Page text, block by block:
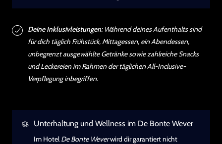
Deine Inklusivleistungen:Während deines Aufenthalts sind
für dich täglich Frühstück, Mittagessen, ein Abendessen,
unbegrenzt ausgewählte Getränke sowie zahlreiche Snacks
und Leckereien im Rahmen der täglichen All-Inclusive-
Verpflegung inbegriffen.
Unterhaltung und Wellness im De Bonte Wever
Im HotelDe Bonte Weverwird dir garantiert nicht